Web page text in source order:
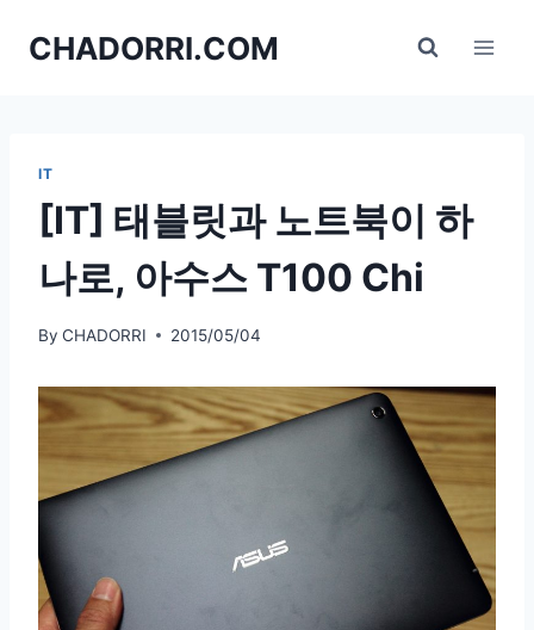
CHADORRI.COM
IT
[IT] 태블릿과 노트북이 하
나로, 아수스 T100 Chi
By CHADORRI 2015/05/04